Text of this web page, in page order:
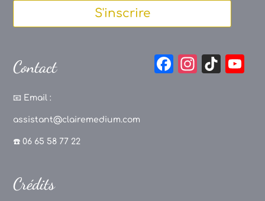
S'inscrire
Contact
📧 Email :
assistant@clairemedium.com
☎️ 06 65 58 77 22
F
In
Ti
Crédits